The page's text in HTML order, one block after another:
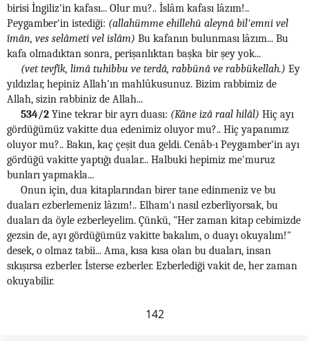
birisi İngiliz'in kafası... Olur mu?.. İslâm kafası lâzım!..
Peygamber'in istediği: (allahümme ehillehû aleynâ bil'emni vel
îmân, ves selâmeti vel islâm) Bu kafanın bulunması lâzım... Bu
kafa olmadıktan sonra, perişanlıktan başka bir şey yok...
(vet tevfîk, limâ tuhibbu ve terdâ, rabbünâ ve rabbükellah.) Ey
yıldızlar, hepiniz Allah'ın mahlûkusunuz. Bizim rabbimiz de
Allah, sizin rabbiniz de Allah...
534/2 Yine tekrar bir ayrı duası: (Kâne izâ raal hilâl) Hiç ayı
gördüğümüz vakitte dua edenimiz oluyor mu?.. Hiç yapanımız
oluyor mu?.. Bakın, kaç çeşit dua geldi. Cenâb-ı Peygamber'in ayı
gördüğü vakitte yaptığı dualar... Halbuki hepimiz me'muruz
bunları yapmakla...
Onun için, dua kitaplarından birer tane edinmeniz ve bu
duaları ezberlemeniz lâzım!.. Elham'ı nasıl ezberliyorsak, bu
duaları da öyle ezberleyelim. Çünkü, "Her zaman kitap cebimizde
gezsin de, ayı gördüğümüz vakitte bakalım, o duayı okuyalım!"
desek, o olmaz tabii... Ama, kısa kısa olan bu duaları, insan
sıkışırsa ezberler. İsterse ezberler. Ezberlediği vakit de, her zaman
okuyabilir.
142